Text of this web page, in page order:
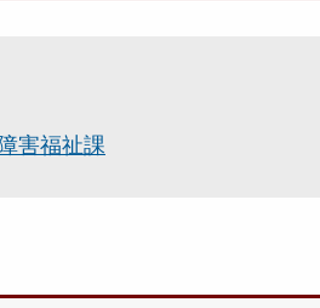
障害福祉課